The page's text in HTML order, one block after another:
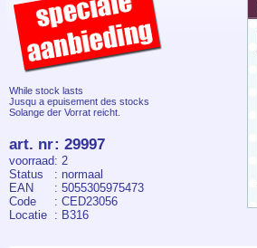
While stock lasts
Jusqu a epuisement des stocks
Solange der Vorrat reicht.
art. nr: 29997
voorraad: 2
Status
: normaal
EAN
: 5055305975473
Code
: CED23056
Locatie : B316